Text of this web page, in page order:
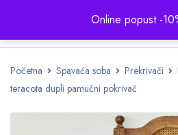
Online popust -
Početna Spavaća soba Prekrivači
teracota dupli pamučni pokrivač